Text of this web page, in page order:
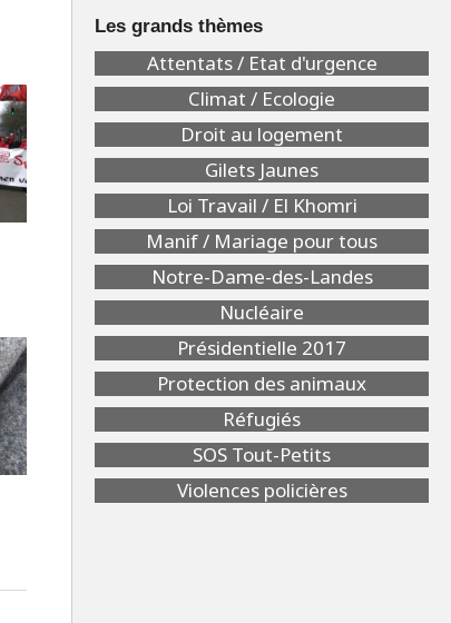
Les grands thèmes
Attentats / Etat d'urgence
Climat / Ecologie
Droit au logement
Gilets Jaunes
Loi Travail / El Khomri
Manif / Mariage pour tous
Notre-Dame-des-Landes
Nucléaire
Présidentielle 2017
Protection des animaux
Réfugiés
SOS Tout-Petits
Violences policières